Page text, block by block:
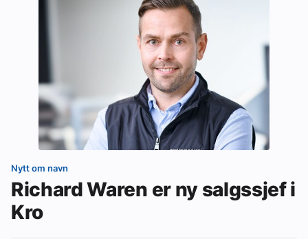
Nytt om navn
Richard Waren er ny salgssjef i
Kro